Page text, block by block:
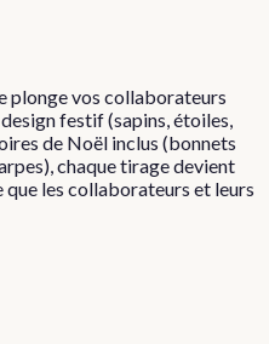
plonge vos collaborateurs
festif (sapins, étoiles,
de Noël inclus (bonnets
chaque tirage devient
les collaborateurs et leurs